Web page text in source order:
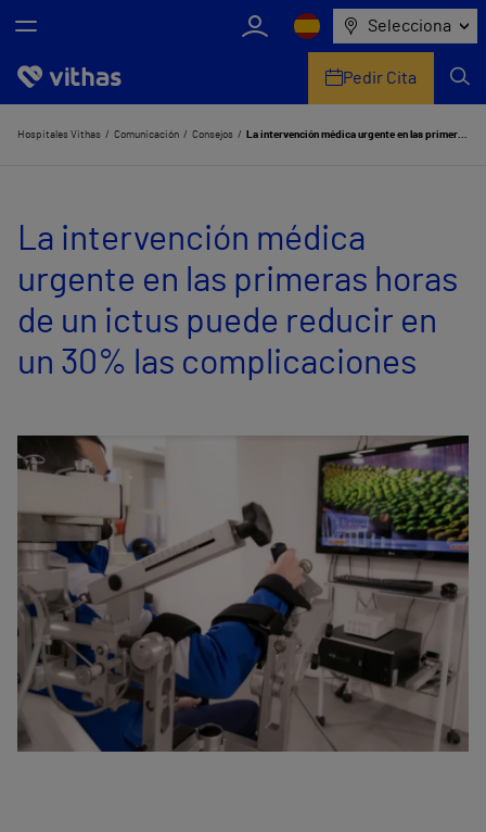
Selecciona
Nosotros
Servicios de salud
Equipo médico y asistencial
Pedir Cita
Hospitales Vithas Comunicación Consejos La intervención médica urgente en las primeras horas de un ictus puede reducir en un 30% las complicaciones
La intervención médica
urgente en las primeras horas
de un ictus puede reducir en
un 30% las complicaciones